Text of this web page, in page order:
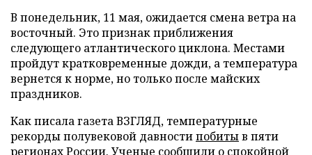
В понедельник, 11 мая, ожидается смена ветра на
восточный. Это признак приближения
следующего атлантического циклона. Местами
пройдут кратковременные дожди, а температура
вернется к норме, но только после майских
праздников.
Как писала газета ВЗГЛЯД, температурные
рекорды полувековой давностипобитыв пяти
регионах России. Ученые сообщили о спокойной